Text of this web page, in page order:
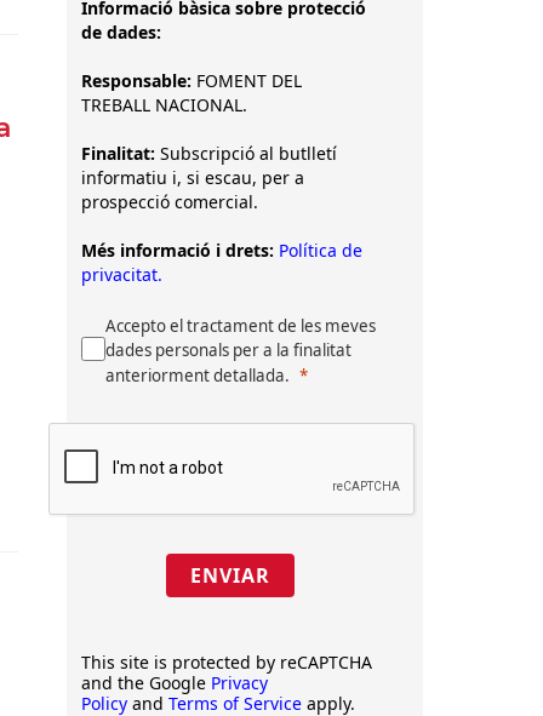
Informació bàsica sobre protecció
de dades:
Responsable: FOMENT DEL
TREBALL NACIONAL.
Finalitat: Subscripció al butlletí
informatiu i, si escau, per a
prospecció comercial.
Més informació i drets: Política de
privacitat.
Accepto el tractament de les meves
dades personals per a la finalitat
anteriorment detallada.
ENVIAR
This site is protected by reCAPTCHA
and the Google Privacy
Policy and Terms of Service apply.